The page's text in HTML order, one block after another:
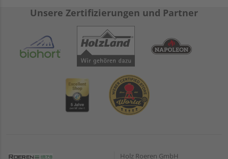
Unsere Zertifizierungen und Partner
Holz Roeren GmbH